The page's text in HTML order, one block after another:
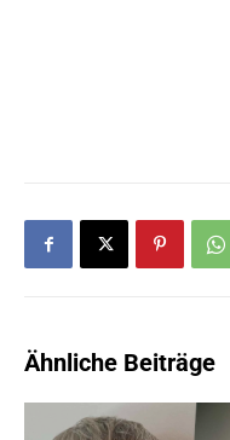
Ähnliche Beiträge